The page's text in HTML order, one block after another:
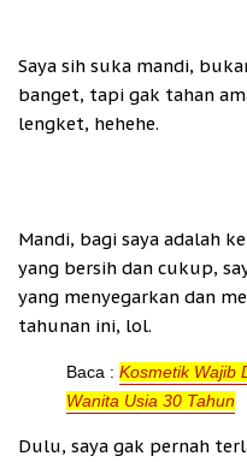
Saya sih suka mandi,
banget, tapi gak tahan
lengket, hehehe.
Mandi, bagi saya adalah
yang bersih dan cukup,
yang menyegarkan dan
tahunan ini, lol.
Baca : Kosmetik Wajib
Wanita Usia 30 Tahun
Dulu, saya gak pernah